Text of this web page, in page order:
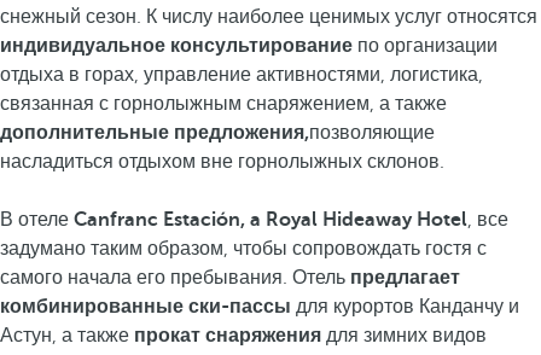
снежный сезон. К числу наиболее ценимых услуг относятся
индивидуальное консультирование по организации
отдыха в горах, управление активностями, логистика,
связанная с горнолыжным снаряжением, а также
дополнительные предложения,позволяющие
насладиться отдыхом вне горнолыжных склонов.
В отеле Canfranc Estación, a Royal Hideaway Hotel, все
задумано таким образом, чтобы сопровождать гостя с
самого начала его пребывания. Отель предлагает
комбинированные ски-пассы для курортов Канданчу и
Астун, а также прокат снаряжения для зимних видов